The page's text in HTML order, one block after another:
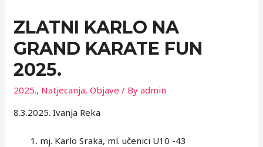
ZLATNI KARLO NA
GRAND KARATE FUN
2025.
2025., Natjecanja,Objave / Byadmin
8.3.2025. Ivanja Reka
mj. Karlo Sraka, ml. učenici U10 -43